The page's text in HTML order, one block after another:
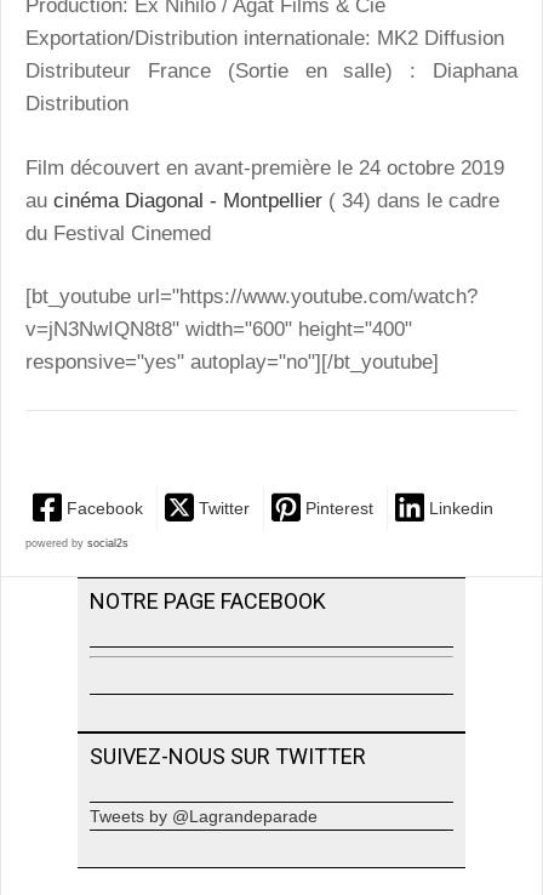
Production: Ex Nihilo / Agat Films & Cie
Exportation/Distribution internationale: MK2 Diffusion
Distributeur France (Sortie en salle) : Diaphana
Distribution
Film découvert en avant-première le 24 octobre 2019
au cinéma Diagonal - Montpellier ( 34) dans le cadre
du Festival Cinemed
[bt_youtube url="https://www.youtube.com/watch?
v=jN3NwIQN8t8" width="600" height="400"
responsive="yes" autoplay="no"][/bt_youtube]
Facebook Twitter Pinterest Linkedin
powered by social2s
NOTRE PAGE FACEBOOK
SUIVEZ-NOUS SUR TWITTER
Tweets by @Lagrandeparade